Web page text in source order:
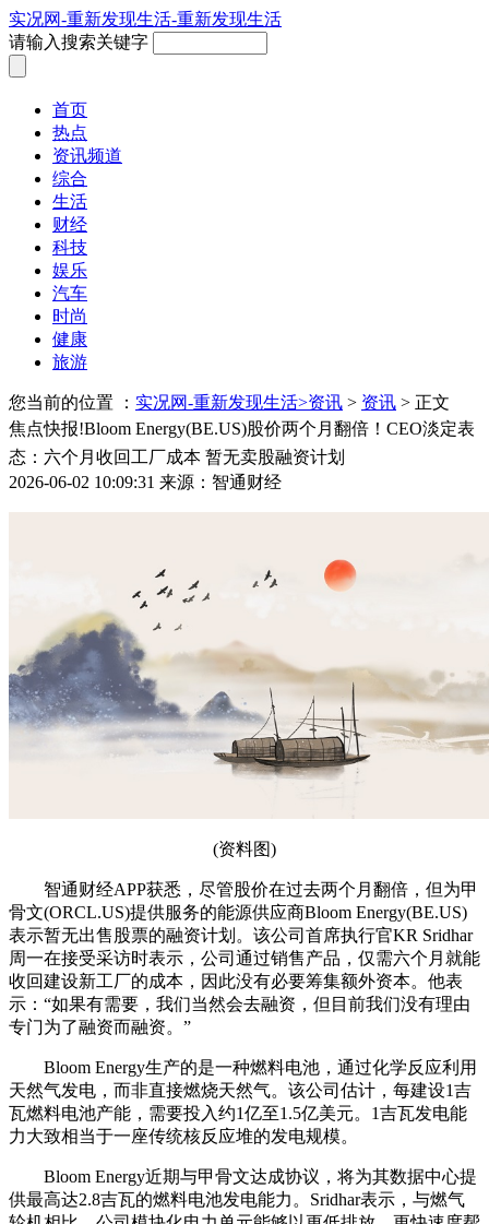
实况网-重新发现生活-重新发现生活
请输入搜索关键字
首页
热点
资讯频道
综合
生活
财经
科技
娱乐
汽车
时尚
健康
旅游
您当前的位置 ： 实况网-重新发现生活>资讯 > 资讯 > 正文
焦点快报!Bloom Energy(BE.US)股价两个月翻倍！CEO淡定表
态：六个月收回工厂成本 暂无卖股融资计划
2026-06-02 10:09:31 来源：智通财经
(资料图)
智通财经APP获悉，尽管股价在过去两个月翻倍，但为甲
骨文(ORCL.US)提供服务的能源供应商Bloom Energy(BE.US)
表示暂无出售股票的融资计划。该公司首席执行官KR Sridhar
周一在接受采访时表示，公司通过销售产品，仅需六个月就能
收回建设新工厂的成本，因此没有必要筹集额外资本。他表
示：“如果有需要，我们当然会去融资，但目前我们没有理由
专门为了融资而融资。”
Bloom Energy生产的是一种燃料电池，通过化学反应利用
天然气发电，而非直接燃烧天然气。该公司估计，每建设1吉
瓦燃料电池产能，需要投入约1亿至1.5亿美元。1吉瓦发电能
力大致相当于一座传统核反应堆的发电规模。
Bloom Energy近期与甲骨文达成协议，将为其数据中心提
供最高达2.8吉瓦的燃料电池发电能力。Sridhar表示，与燃气